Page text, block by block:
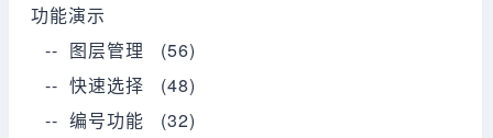
功能演示
-- 图层管理 (56)
-- 快速选择 (48)
-- 编号功能 (32)